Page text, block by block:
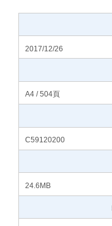
2017/12/26
A4 / 504頁
C59120200
24.6MB